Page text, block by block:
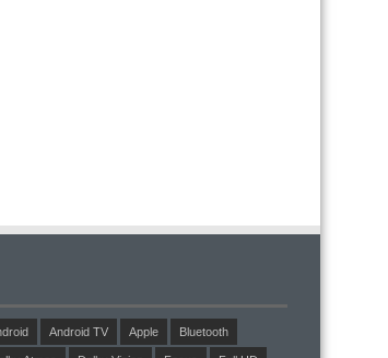
Android TV Apple Bluetooth